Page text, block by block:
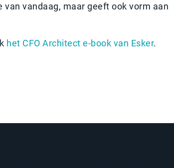
vandaag, maar geeft ook vorm aan
het CFO Architect e-book van Esker.